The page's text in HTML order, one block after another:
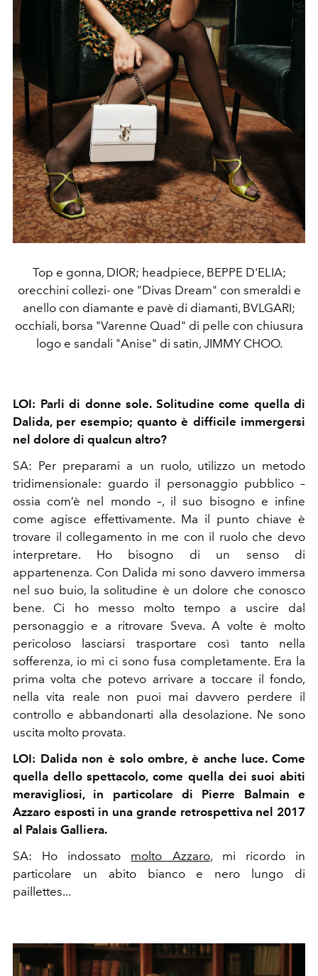
Top e gonna, DIOR; headpiece, BEPPE D'ELIA;
orecchini collezi- one "Divas Dream" con smeraldi e
anello con diamante e pavè di diamanti, BVLGARI;
occhiali, borsa "Varenne Quad" di pelle con chiusura
logo e sandali "Anise" di satin, JIMMY CHOO.
LOI: Parli di donne sole. Solitudine come quella di
Dalida, per esempio; quanto è difficile immergersi
nel dolore di qualcun altro?
SA: Per preparami a un ruolo, utilizzo un metodo
tridimensionale: guardo il personaggio pubblico –
ossia com’è nel mondo –, il suo bisogno e infine
come agisce effettivamente. Ma il punto chiave è
trovare il collegamento in me con il ruolo che devo
interpretare. Ho bisogno di un senso di
appartenenza. Con Dalida mi sono davvero immersa
nel suo buio, la solitudine è un dolore che conosco
bene. Ci ho messo molto tempo a uscire dal
personaggio e a ritrovare Sveva. A volte è molto
pericoloso lasciarsi trasportare così tanto nella
sofferenza, io mi ci sono fusa completamente. Era la
prima volta che potevo arrivare a toccare il fondo,
nella vita reale non puoi mai davvero perdere il
controllo e abbandonarti alla desolazione. Ne sono
uscita molto provata.
LOI: Dalida non è solo ombre, è anche luce. Come
quella dello spettacolo, come quella dei suoi abiti
meravigliosi, in particolare di Pierre Balmain e
Azzaro esposti in una grande retrospettiva nel 2017
al Palais Galliera.
SA: Ho indossato molto Azzaro, mi ricordo in
particolare un abito bianco e nero lungo di
paillettes...